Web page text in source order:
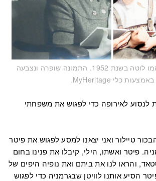
פיטר, כילד, עם אמו לוטה בשנת 1952. התמונה שופרה ונצבעה
באמצעות כלי MyHeritage.
לנסוע לאירופה כדי לפגוש את משפחתי
טיילור ואני יצאנו למסע לפגוש את פיטר
פיטר ואשתו, הילי, קיבלו את פנינו בחום
והראו לנו את ביתם ואת נופיה היפים של
הסיע אותנו לוויטן שבגרמניה כדי לפגוש